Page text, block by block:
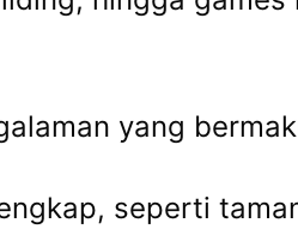
yang
seperti